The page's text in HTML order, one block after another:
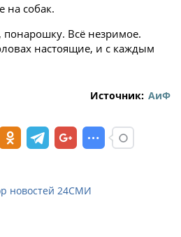
на собак.
понарошку. Всё незримое.
настоящие, и с каждым
Источник: АиФ
новостей 24СМИ